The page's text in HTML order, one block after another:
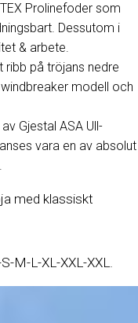
Prolinefoder som
Dessutom i
& arbete.
på tröjans nedre
modell och
Gjestal ASA Ull-
vara en av absolut
med klassiskt
M-L-XL-XXL-XXL.